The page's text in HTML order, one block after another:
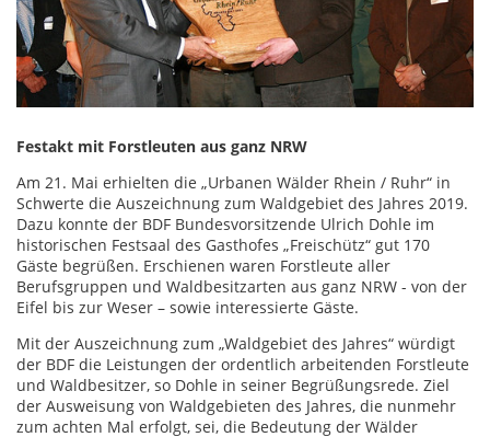
Festakt mit Forstleuten aus ganz NRW
Am 21. Mai erhielten die „Urbanen Wälder Rhein / Ruhr“ in
Schwerte die Auszeichnung zum Waldgebiet des Jahres 2019.
Dazu konnte der BDF Bundesvorsitzende Ulrich Dohle im
historischen Festsaal des Gasthofes „Freischütz“ gut 170
Gäste begrüßen. Erschienen waren Forstleute aller
Berufsgruppen und Waldbesitzarten aus ganz NRW - von der
Eifel bis zur Weser – sowie interessierte Gäste.
Mit der Auszeichnung zum „Waldgebiet des Jahres“ würdigt
der BDF die Leistungen der ordentlich arbeitenden Forstleute
und Waldbesitzer, so Dohle in seiner Begrüßungsrede. Ziel
der Ausweisung von Waldgebieten des Jahres, die nunmehr
zum achten Mal erfolgt, sei, die Bedeutung der Wälder